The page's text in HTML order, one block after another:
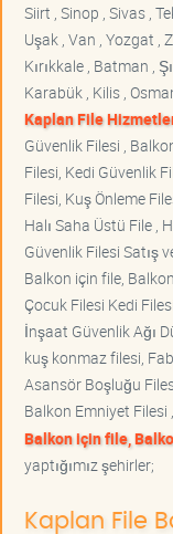
Siirt , Sinop , Sivas ,
Uşak , Van , Yozgat ,
Kırıkkale , Batman ,
Karabük , Kilis ,
Kaplan File
Güvenlik Filesi ,
Filesi, Kedi Güvenlik
Filesi, Kuş Önleme
Halı Saha Üstü File ,
Güvenlik Filesi Satış
Balkon için file,
Çocuk Filesi Kedi
İnşaat Güvenlik Ağı
kuş konmaz filesi,
Asansör Boşluğu
Balkon Emniyet
Balkon için file,
yaptığımız şehirler;
Kaplan File